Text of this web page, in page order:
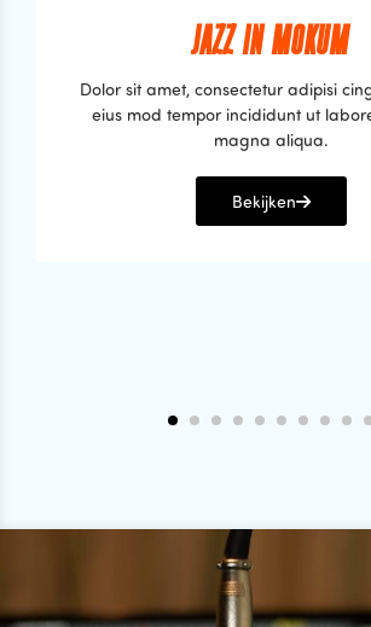
JAZZ IN MOKUM
Dolor sit amet, consectetur adipisi
eius mod tempor incididunt ut
magna aliqua.
Bekijken